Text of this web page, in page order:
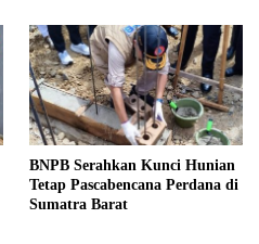
BNPB Serahkan Kunci Hunian
Tetap Pascabencana Perdana di
Sumatra Barat